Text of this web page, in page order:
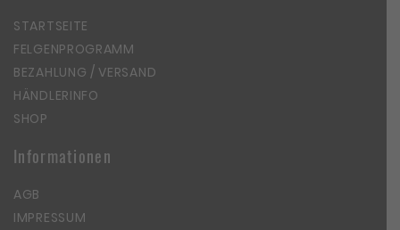
STARTSEITE
FELGENPROGRAMM
BEZAHLUNG / VERSAND
HÄNDLERINFO
SHOP
Informationen
AGB
IMPRESSUM